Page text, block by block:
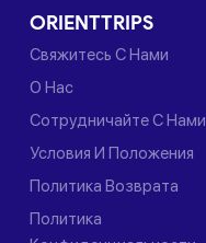
ORIENTTRIPS
Свяжитесь С Нами
О Нас
Сотрудничайте С Нами
Условия И Положения
Политика Возврата
Политика